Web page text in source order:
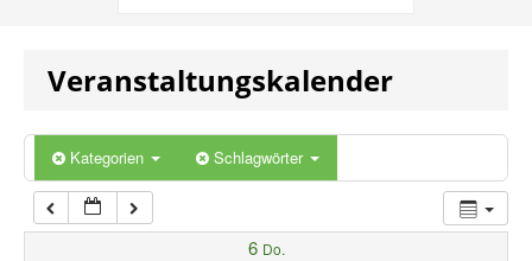
Veranstaltungskalender
Kategorien Schlagwörter
6 Do.
5:00
7:00